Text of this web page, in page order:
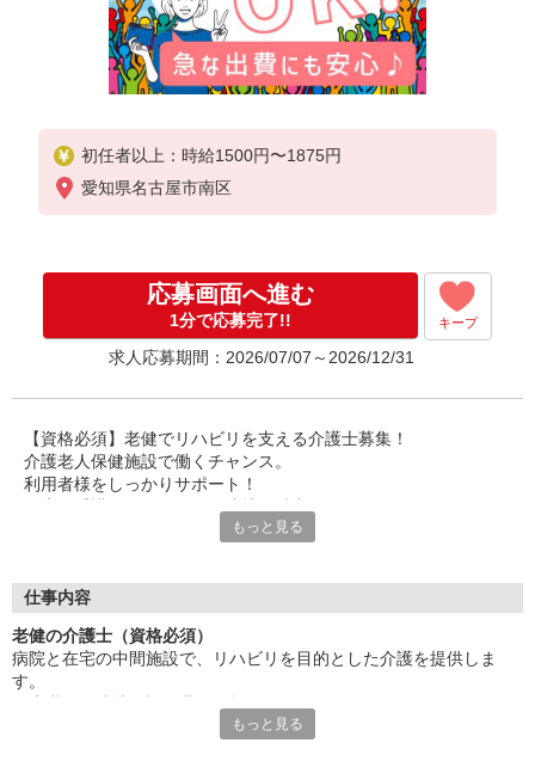
初任者以上：時給1500円〜1875円
愛知県名古屋市南区
応募画面へ進む
1分で応募完了!! キープ
求人応募期間：2026/07/07～2026/12/31
【資格必須】老健でリハビリを支える介護士募集！
介護老人保健施設で働くチャンス。
利用者様をしっかりサポート！
多職種連携のスキルが身につきます。
経験者は即戦力として優遇！
研修制度も豊富でスキルアップ可能。
ブランクがあっても大丈夫！
安定した施設で長く働けますよ。
新しい環境で挑戦しませんか？
ご応募を心よりお待ちしております！
もっと見る
仕事内容
老健の介護士（資格必須）
病院と在宅の中間施設で、リハビリを目的とした介護を提供しま
す。
※食事・入浴・排せつなどの生活支援あり
もっと見る